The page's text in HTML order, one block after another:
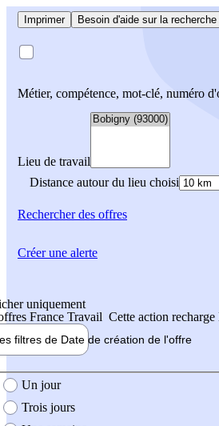
Imprimer Besoin d'aide sur la
Métier, compétence, mot-clé, numéro
Lieu de travail
Distance autour du lieu choisi
Rechercherdes offres
uniquement
France Travail Cette action
filtres de Date de création de l'offre
création de l'offre
Un jour
Trois jours
Créer une alerte